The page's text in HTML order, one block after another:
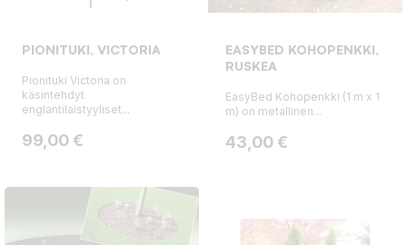
PIONITUKI, VICTORIA
Pionituki Victoria on
käsintehdyt
englantilaistyyliset...
Hinta
99,00 €
EASYBED KOHOPENKKI,
RUSKEA
EasyBed Kohopenkki (1 m x 1
m) on metallinen...
Hinta
43,00 €